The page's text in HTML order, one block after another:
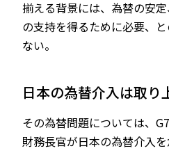
揃える背景には、為替の安
の支持を得るために必要、
ない。
日本の為替介入は取り
その為替問題については、
財務長官が日本の為替介入